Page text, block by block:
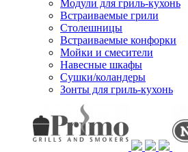
Модули для гриль-кухонь
Встраиваемые грили
Столешницы
Встраиваемые конфорки
Мойки и смесители
Навесные шкафы
Сушки/коландеры
Зонты для гриль-кухонь